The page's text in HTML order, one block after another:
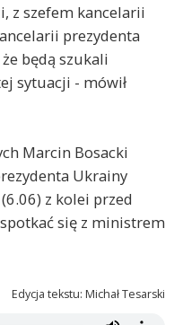
z szefem kancelarii
prezydenta
będą szukali
sytuacji - mówił
Marcin Bosacki
Ukrainy
z kolei przed
się z ministrem
Edycja tekstu: Michał Tesarski